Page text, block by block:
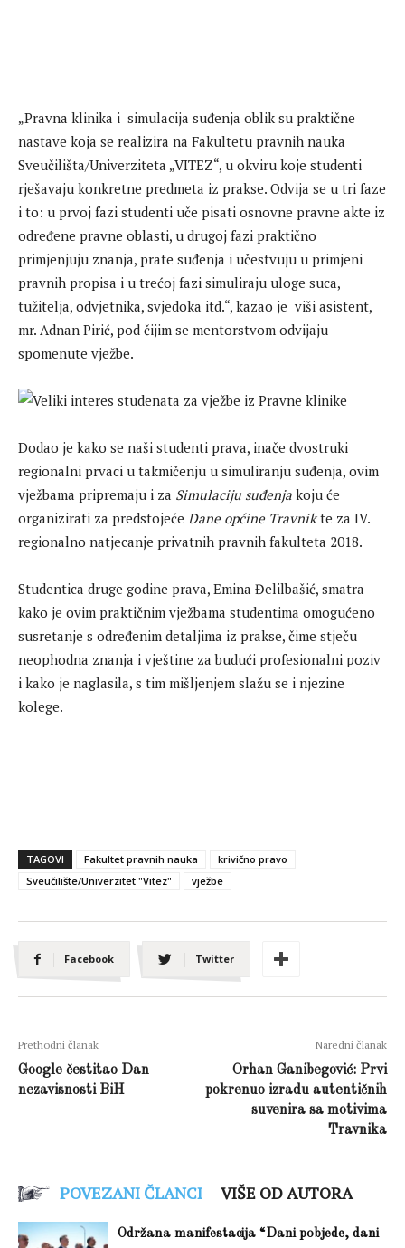
„Pravna klinika i simulacija suđenja oblik su praktične
nastave koja se realizira na Fakultetu pravnih nauka
Sveučilišta/Univerziteta „VITEZ“, u okviru koje studenti
rješavaju konkretne predmeta iz prakse. Odvija se u tri faze
i to: u prvoj fazi studenti uče pisati osnovne pravne akte iz
određene pravne oblasti, u drugoj fazi praktično
primjenjuju znanja, prate suđenja i učestvuju u primjeni
pravnih propisa i u trećoj fazi simuliraju uloge suca,
tužitelja, odvjetnika, svjedoka itd.“, kazao je viši asistent,
mr. Adnan Pirić, pod čijim se mentorstvom odvijaju
spomenute vježbe.
Dodao je kako se naši studenti prava, inače dvostruki
regionalni prvaci u takmičenju u simuliranju suđenja, ovim
vježbama pripremaju i za Simulaciju suđenja koju će
organizirati za predstojeće Dane općine Travnikte za IV.
regionalno natjecanje privatnih pravnih fakulteta 2018.
Studentica druge godine prava, Emina Đelilbašić, smatra
kako je ovim praktičnim vježbama studentima omogućeno
susretanje s određenim detaljima iz prakse, čime stječu
neophodna znanja i vještine za budući profesionalni poziv
i kako je naglasila, s tim mišljenjem slažu se i njezine
kolege.
TAGOVI Fakultet pravnih nauka
krivično pravo
Sveučilište/Univerzitet "Vitez"
vježbe
Facebook Twitter
Prethodni članak
Google čestitao Dan
nezavisnosti BiH
Naredni članak
Orhan Ganibegović: Prvi
pokrenuo izradu autentičnih
suvenira sa motivima
Travnika
POVEZANI ČLANCI VIŠE OD AUTORA
Održana manifestacija “Dani pobjede, dani